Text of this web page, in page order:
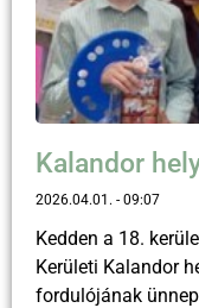
Kalandor
2026.04.01. 09:07
Kedden a 18.
Kerületi Kalandor
fordulójának